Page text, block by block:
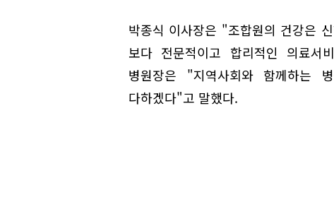
박종식 이사장은 "조합원의 건강은
보다 전문적이고 합리적인 의료
병원장은 "지역사회와 함께하는
다하겠다"고 말했다.